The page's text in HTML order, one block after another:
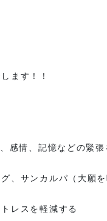
ます！！
感情、記憶などの緊
、サンカルパ（大願
レスを軽減する